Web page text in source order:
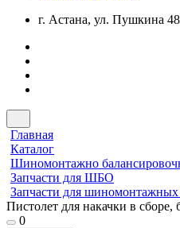
г. Астана, ул. Пушкина 48
Главная
Каталог
Шиномонтажно
Запчасти для ШБО
Запчасти для шиномонтажных
Пистолет для накачки в сборе,
0